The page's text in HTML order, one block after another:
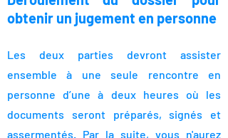
obtenir un jugement en personne
Les deux parties devront assister
ensemble à une seule rencontre en
personne d’une à deux heures où les
documents seront préparés, signés et
assermentés. Par la suite, vous n'aurez